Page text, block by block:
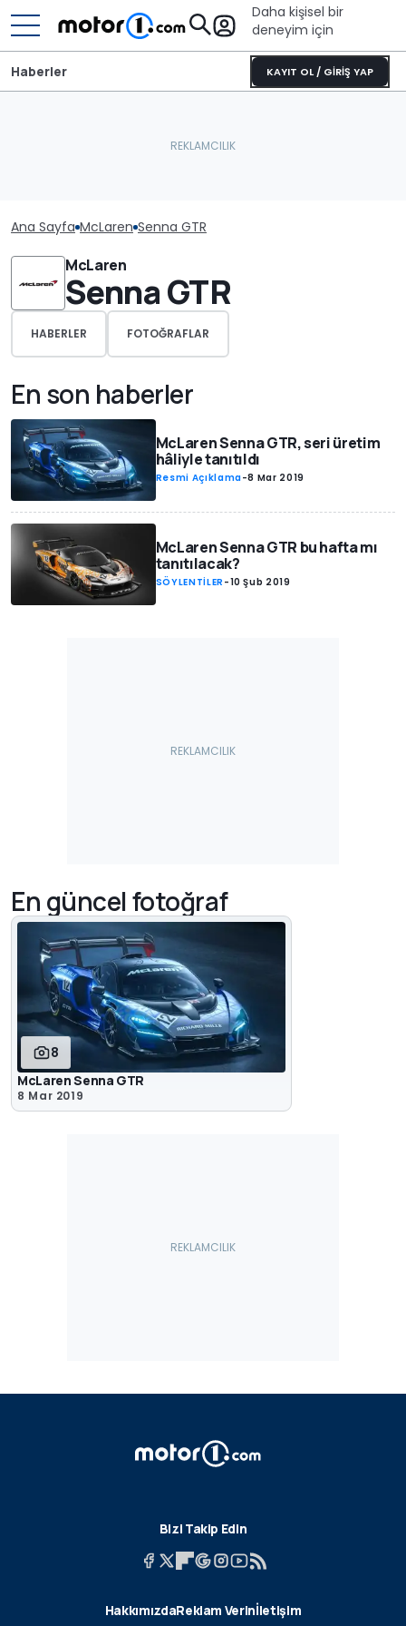
Daha kişisel bir
deneyim için
KAYIT OL / GİRİŞ YAP
Haberler
Ana Sayfa McLaren Senna GTR
McLaren
Senna GTR
HABERLER FOTOĞRAFLAR
En son haberler
McLaren Senna GTR, seri üretim
hâliyle tanıtıldı
Resmi Açıklama-8 Mar 2019
McLaren Senna GTR bu hafta mı
tanıtılacak?
SÖYLENTİLER -10 Şub 2019
En güncel fotoğraf
8
McLaren Senna GTR
8 Mar 2019
Bizi Takip Edin
HakkımızdaReklam Verinİletişim